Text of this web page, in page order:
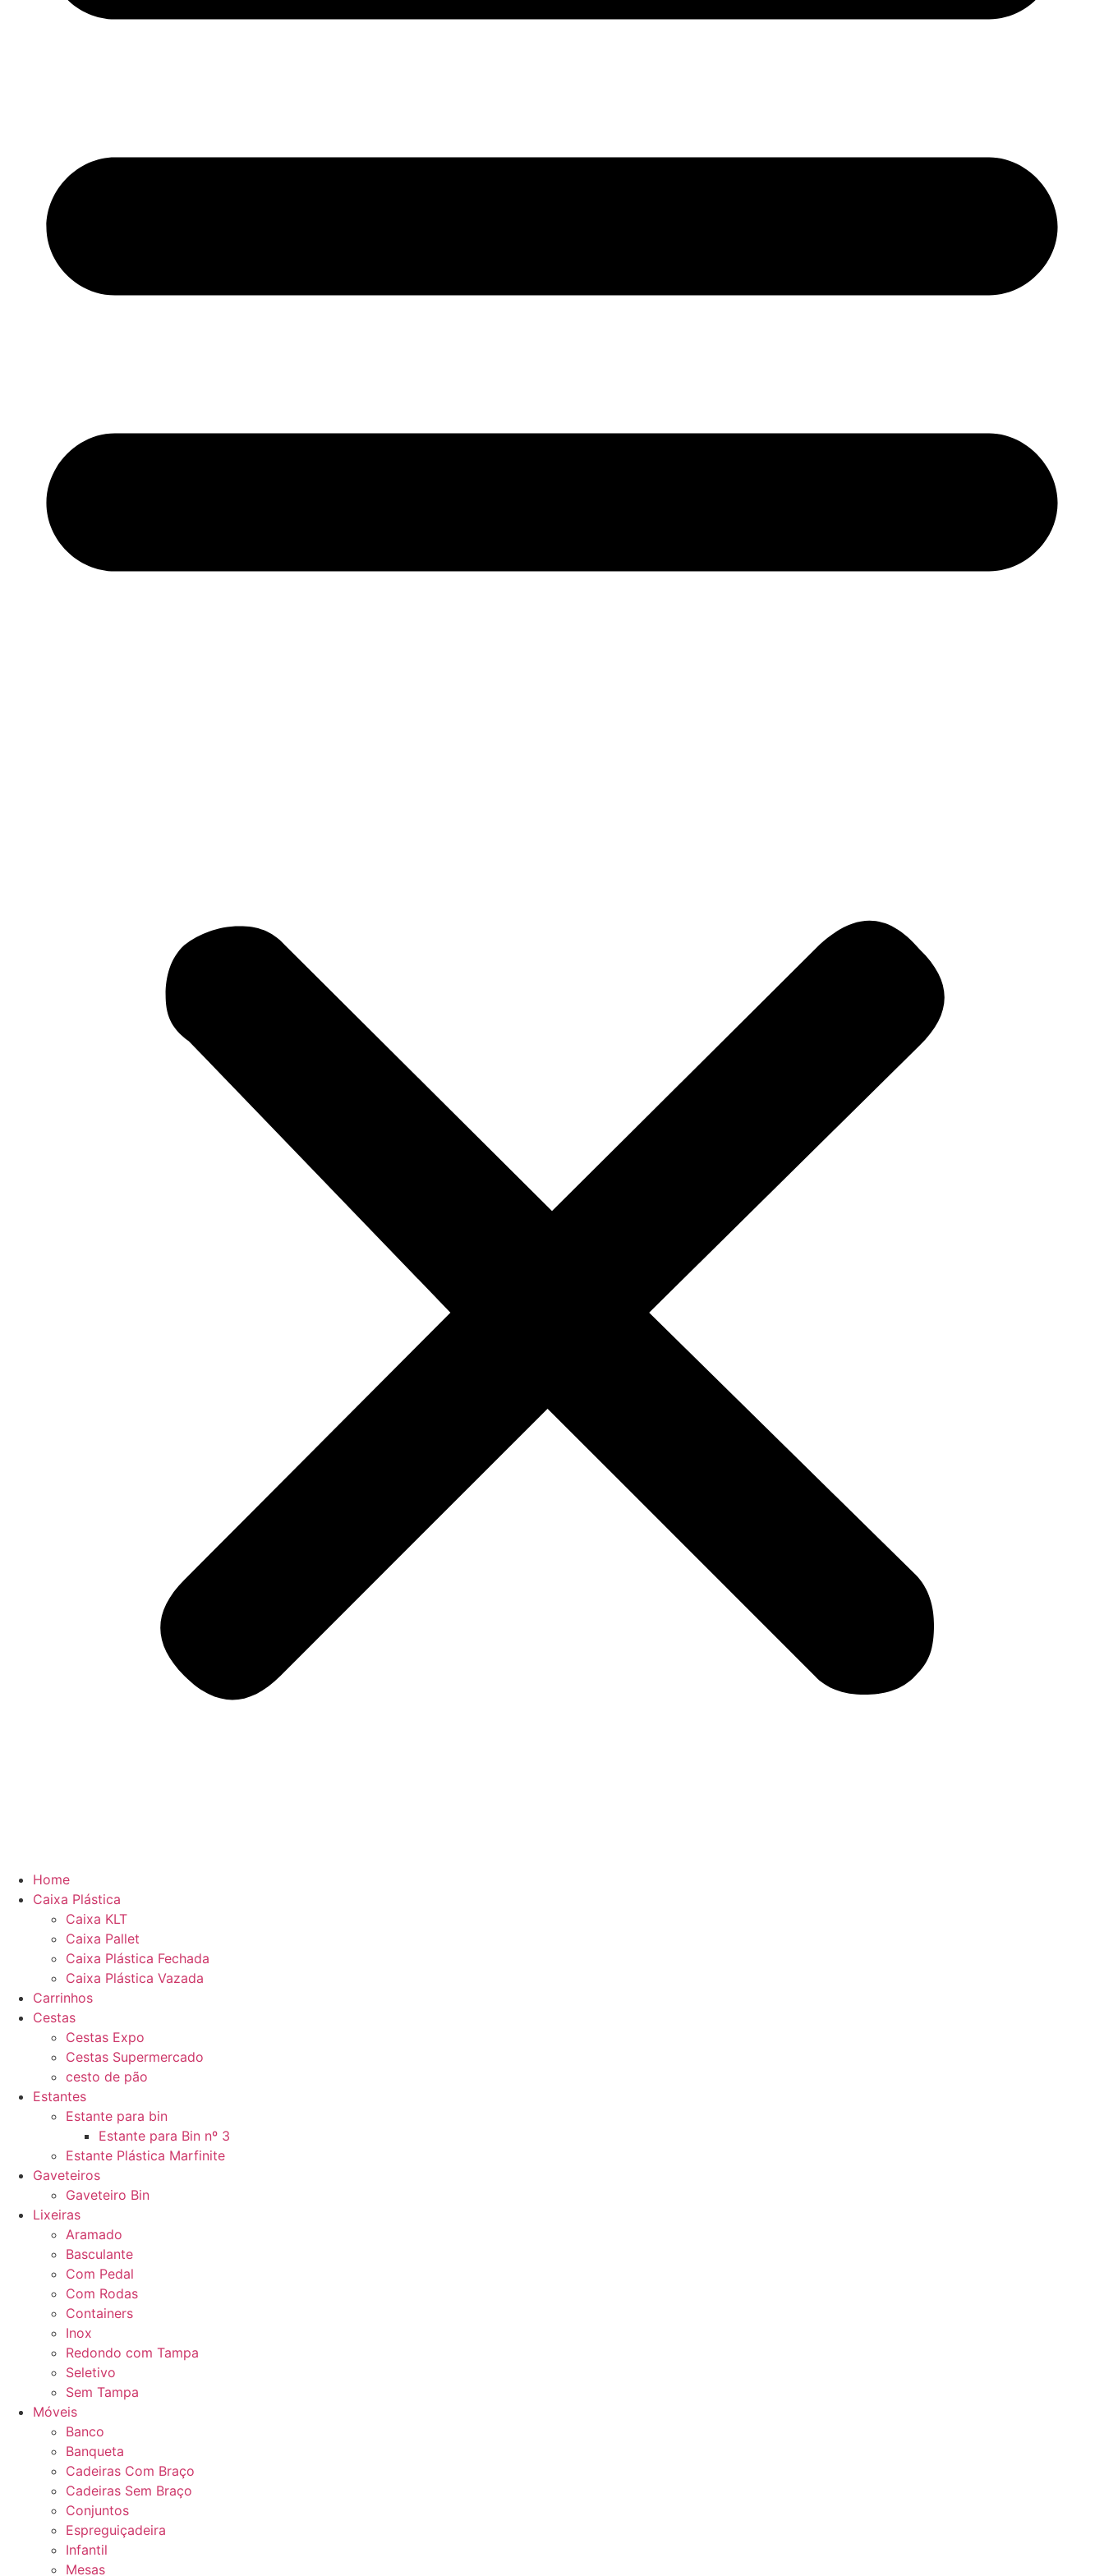
Home
Caixa Plástica
Caixa KLT
Caixa Pallet
Caixa Plástica Fechada
Caixa Plástica Vazada
Carrinhos
Cestas
Cestas Expo
Cestas Supermercado
cesto de pão
Estantes
Estante para bin
Estante para Bin nº 3
Estante Plástica Marfinite
Gaveteiros
Gaveteiro Bin
Lixeiras
Aramado
Basculante
Com Pedal
Com Rodas
Containers
Inox
Redondo com Tampa
Seletivo
Sem Tampa
Móveis
Banco
Banqueta
Cadeiras Com Braço
Cadeiras Sem Braço
Conjuntos
Espreguiçadeira
Infantil
Mesas